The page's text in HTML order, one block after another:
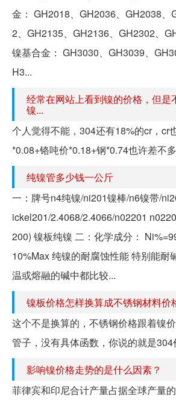
金： GH2018、GH2036、GH2038、
2、GH2135、GH2136、GH2302、
镍基合金： GH3030、GH3039、
H3...
经常在网站上看到镍的价格，但是
镍...
个人觉得不能，304还有18%的cr，cr
*0.08+铬吨价*0.18+钢*0.74也许差不多
纯镍管多少钱一公斤
一：牌号n4纯镍/ni201镍棒/n6镍带/
ickel201/2.4068/2.4066/n02201
200) 镍板纯镍 二：化学成分：
10%Max 纯镍的耐腐蚀性能 特别能耐
温或熔融的碱中都比较...
镍板价格怎样换算成不锈钢材料价
这个不是换算的，不锈钢价格跟着镍
管子，没有具体函数，你说的就是304
影响镍价格走势的是什么因素？
菲律宾和印尼合计产量占据全球产量